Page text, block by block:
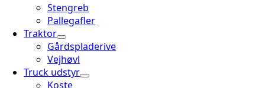
Stengreb
Pallegafler
Traktor
Gårdspladerive
Vejhøvl
Truck udstyr
Koste